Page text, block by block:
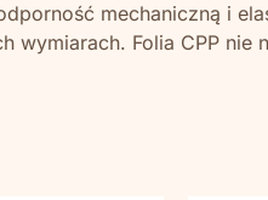
mechaniczną i
Folia CPP